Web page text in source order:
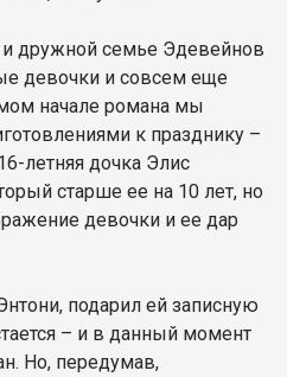
и дружной семье Эдевейнов
девочки и совсем еще
начале романа мы
к празднику –
летняя дочка Элис
старше ее на 10 лет, но
девочки и ее дар
подарил ей записную
– и в данный момент
Но, передумав,